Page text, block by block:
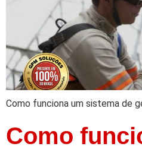
Como funciona um sistema de
Como